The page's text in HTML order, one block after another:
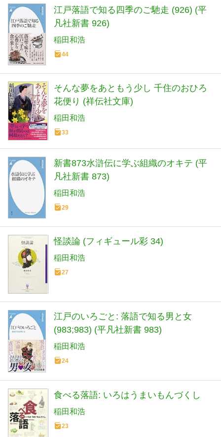
江戸落語で知る四季のご馳走 (926) (平
凡社新書 926)
稲田和浩
44
そんな夢をあともう少し 千住のおひろ
花便り (祥伝社文庫)
稲田和浩
33
新書873水滸伝に学ぶ組織のオキテ (平
凡社新書 873)
稲田和浩
29
怪談論 (フィギュール彩 34)
稲田和浩
27
江戸のいろごと: 落語で知る男と女
(983;983) (平凡社新書 983)
稲田和浩
24
食べる落語: いろはうまいもんづくし
稲田和浩
23